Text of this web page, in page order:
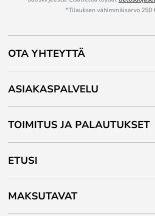
*Tilauksen vähimmäisarvo 250
OTA YHTEYTTÄ
ASIAKASPALVELU
TOIMITUS JA PALAUTUKSET
ETUSI
MAKSUTAVAT